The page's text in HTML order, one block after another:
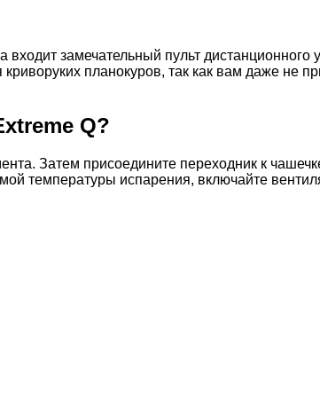
входит замечательный пульт
планокуров, так как вам даже не
Q?
Затем присоедините переходник к
температуры испарения, включайте